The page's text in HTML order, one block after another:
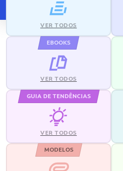
VER TODOS
EBOOKS
VER TODOS
GUIA DE TENDÊNCIAS
VER TODOS
MODELOS